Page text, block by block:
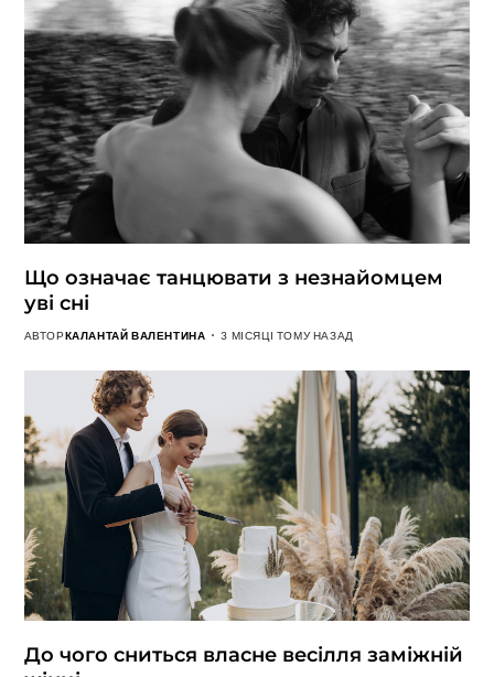
Що означає танцювати з незнайомцем
уві сні
АВТОРКАЛАНТАЙ ВАЛЕНТИНА 3 МІСЯЦІ ТОМУ НАЗАД
До чого сниться власне весілля заміжній